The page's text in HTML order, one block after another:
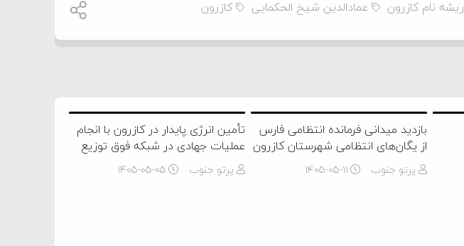
ریشه نام کازرون عمادالدین شیخ الحکمایی کازرون
بازدید میدانی فرمانده انتظامی فارس
از یگان‌های انتظامی شهرستان کازرون
پرتو جنوب ۱۴۰۵-۰۵-۱۱
تأمین انرژی پایدار در کازرون با انجام
عملیات جهادی در شبکه فوق توزیع
پرتو جنوب ۱۴۰۵-۰۵-۰۵